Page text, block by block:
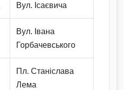
Вул. Ісаєвича
Вул. Івана
Горбачевського
Пл. Станіслава
Лема